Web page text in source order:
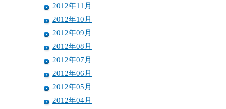
2012年11月
2012年10月
2012年09月
2012年08月
2012年07月
2012年06月
2012年05月
2012年04月